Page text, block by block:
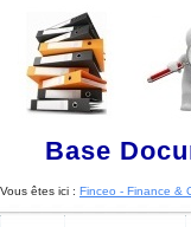
Base
Vous êtes ici : Finceo - Finance &